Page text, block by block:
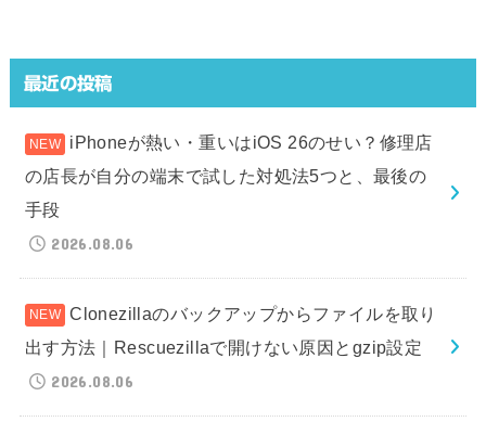
最近の投稿
iPhoneが熱い・重いはiOS 26のせい？修理店
の店長が自分の端末で試した対処法5つと、最後の
手段
2026.08.06
Clonezillaのバックアップからファイルを取り
出す方法｜Rescuezillaで開けない原因とgzip設定
2026.08.06